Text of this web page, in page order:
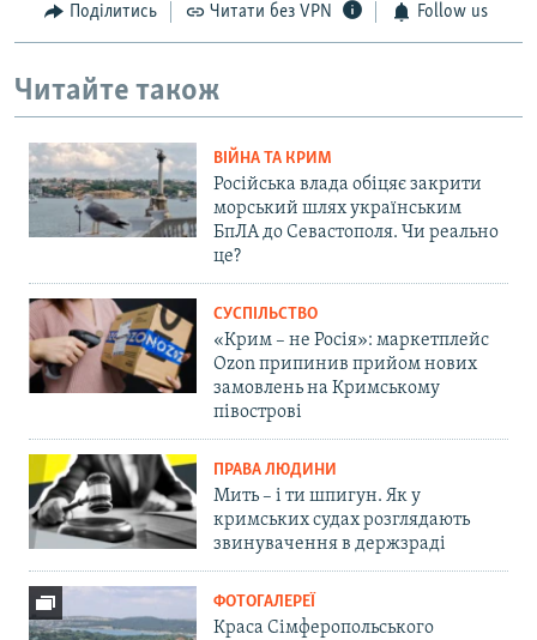
Поділитись Читати без VPN Follow us
Читайте також
ВІЙНА ТА КРИМ
Російська влада обіцяє закрити
морський шлях українським
БпЛА до Севастополя. Чи реально
це?
СУСПІЛЬСТВО
«Крим – не Росія»: маркетплейс
Ozon припинив прийом нових
замовлень на Кримському
півострові
ПРАВА ЛЮДИНИ
Мить – і ти шпигун. Як у
кримських судах розглядають
звинувачення в держзраді
ФОТОГАЛЕРЕЇ
Краса Сімферопольського